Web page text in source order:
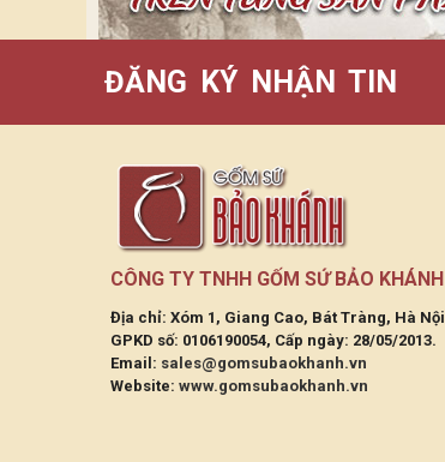
ĐĂNG KÝ NHẬN TIN
CÔNG TY TNHH GỐM SỨ BẢO KHÁNH
Địa chỉ: Xóm 1, Giang Cao, Bát Tràng, Hà Nội
GPKD số: 0106190054, Cấp ngày: 28/05/2013.
Email: sales@gomsubaokhanh.vn
Website: www.gomsubaokhanh.vn